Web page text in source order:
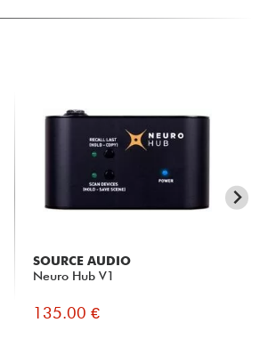
SOURCE AUDIO
Neuro Hub V1
135.00 €